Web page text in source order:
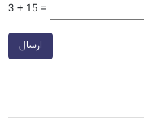
3 + 15 =
ارسال